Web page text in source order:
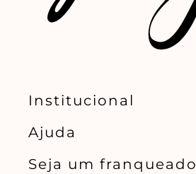
Institucional
Missão, visão e valores
Ajuda
Central de relacionamento
Seja um franqueado